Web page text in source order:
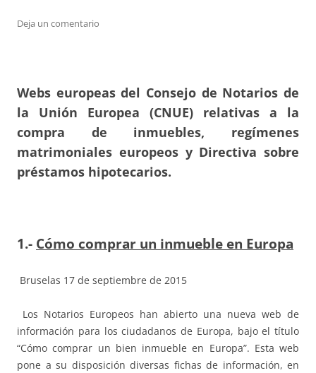
Deja un comentario
Webs europeas del Consejo de Notarios de
la Unión Europea (CNUE) relativas a la
compra de inmuebles, regímenes
matrimoniales europeos y Directiva sobre
préstamos hipotecarios.
1.- Cómo comprar un inmueble en Europa
Bruselas 17 de septiembre de 2015
Los Notarios Europeos han abierto una nueva web de
información para los ciudadanos de Europa, bajo el título
“Cómo comprar un bien inmueble en Europa”. Esta web
pone a su disposición diversas fichas de información, en